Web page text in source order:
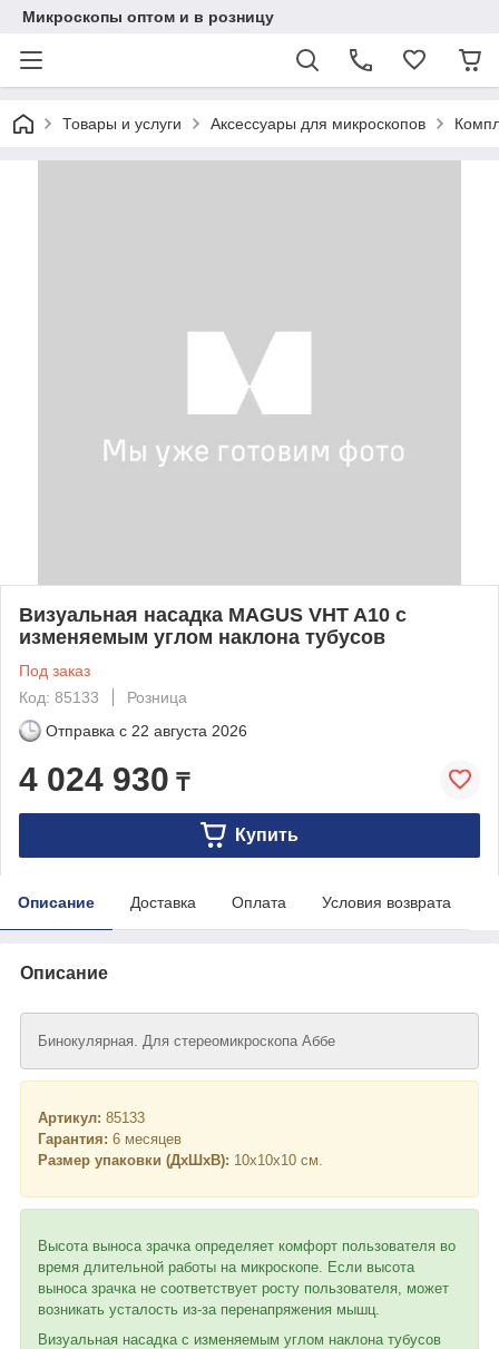
Микроскопы оптом и в розницу
Товары и услуги Аксессуары для микроскопов
Визуальная насадка MAGUS VHT A10 с
изменяемым углом наклона тубусов
Под заказ
Код: 85133
Розница
Отправка с 22 августа 2026
4 024 930 ₸
Купить
Описание Доставка Оплата Условия возврата
Описание
Бинокулярная. Для стереомикроскопа Аббе
Артикул: 85133
Гарантия: 6 месяцев
Размер упаковки (ДхШхВ): 10x10x10 см.
Высота выноса зрачка определяет комфорт пользователя во
время длительной работы на микроскопе. Если высота
выноса зрачка не соответствует росту пользователя, может
возникать усталость из-за перенапряжения мышц.
Визуальная насадка с изменяемым углом наклона тубусов